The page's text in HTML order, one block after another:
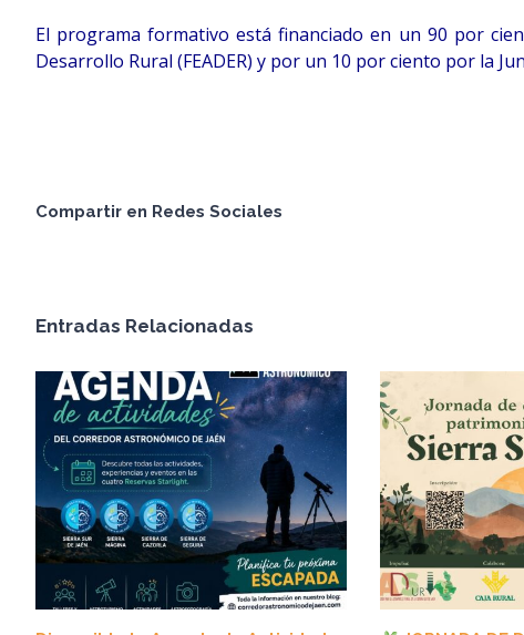
El programa formativo está financiado en un 90 por
Desarrollo Rural (FEADER) y por un 10 por ciento por la
Compartir en Redes Sociales
Entradas Relacionadas